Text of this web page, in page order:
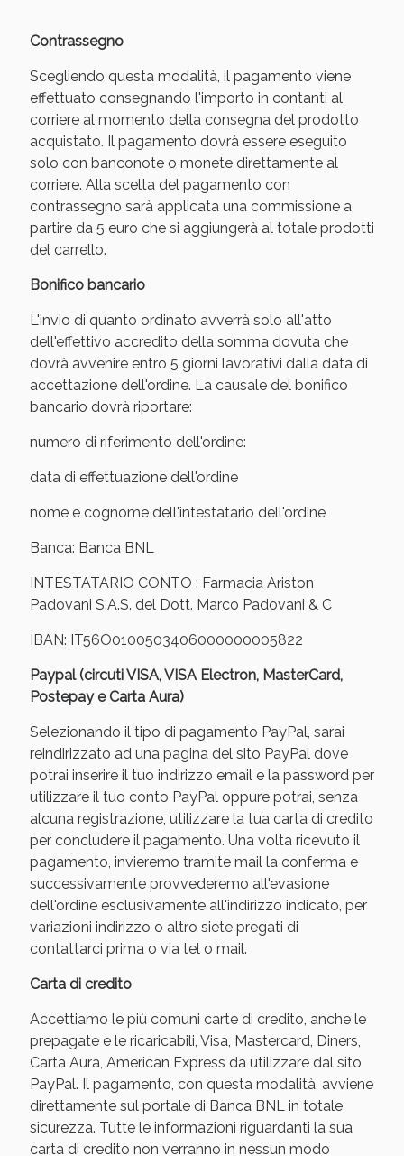
Contrassegno
Scegliendo questa modalità, il pagamento viene
effettuato consegnando l'importo in contanti al
corriere al momento della consegna del prodotto
acquistato. Il pagamento dovrà essere eseguito
solo con banconote o monete direttamente al
corriere. Alla scelta del pagamento con
contrassegno sarà applicata una commissione a
partire da 5 euro che si aggiungerà al totale prodotti
del carrello.
Bonifico bancario
L'invio di quanto ordinato avverrà solo all'atto
dell'effettivo accredito della somma dovuta che
dovrà avvenire entro 5 giorni lavorativi dalla data di
accettazione dell'ordine. La causale del bonifico
bancario dovrà riportare:
numero di riferimento dell'ordine:
data di effettuazione dell'ordine
nome e cognome dell'intestatario dell'ordine
Banca: Banca BNL
INTESTATARIO CONTO : Farmacia Ariston
Padovani S.A.S. del Dott. Marco Padovani & C
IBAN: IT56O0100503406000000005822
Paypal (circuti VISA, VISA Electron, MasterCard,
Postepay e Carta Aura)
Selezionando il tipo di pagamento PayPal, sarai
reindirizzato ad una pagina del sito PayPal dove
potrai inserire il tuo indirizzo email e la password per
utilizzare il tuo conto PayPal oppure potrai, senza
alcuna registrazione, utilizzare la tua carta di credito
per concludere il pagamento. Una volta ricevuto il
pagamento, invieremo tramite mail la conferma e
successivamente provvederemo all'evasione
dell'ordine esclusivamente all'indirizzo indicato, per
variazioni indirizzo o altro siete pregati di
contattarci prima o via tel o mail.
Carta di credito
Accettiamo le più comuni carte di credito, anche le
prepagate e le ricaricabili, Visa, Mastercard, Diners,
Carta Aura, American Express da utilizzare dal sito
PayPal. Il pagamento, con questa modalità, avviene
direttamente sul portale di Banca BNL in totale
sicurezza. Tutte le informazioni riguardanti la sua
carta di credito non verranno in nessun modo
Sconto fino al 55% disponibile oggi!
Vie Urinarie e Prostata: Sconti fino al 45% oggi!
Benessere Intestinale: Sconto fino al 55% valido